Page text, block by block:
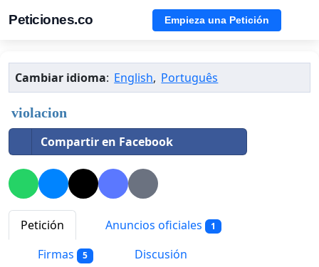
Peticiones.co Empieza una Petición
Cambiar idioma: English, Português
violacion
Compartir en Facebook
Petición Anuncios oficiales 1
Firmas 5
Discusión